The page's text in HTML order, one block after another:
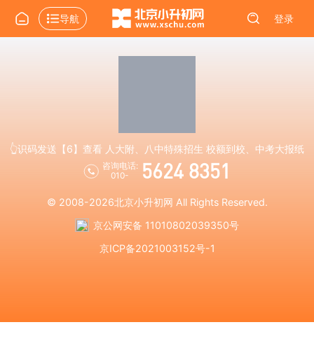
导航 登录
👆识码发送【6】查看 人大附、八中特殊招生 校额到校、中考大报纸
咨询电话:
010-
5624 8351
© 2008-2026北京小升初网 All Rights Reserved.
京公网安备 11010802039350号
京ICP备2021003152号-1